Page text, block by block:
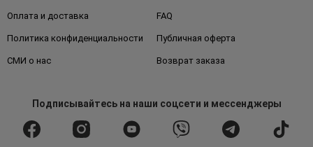
Оплата и доставка FAQ
Политика конфиденциальности Публичная оферта
СМИ о нас Возврат заказа
Подписывайтесьна наши соцсети и мессенджеры